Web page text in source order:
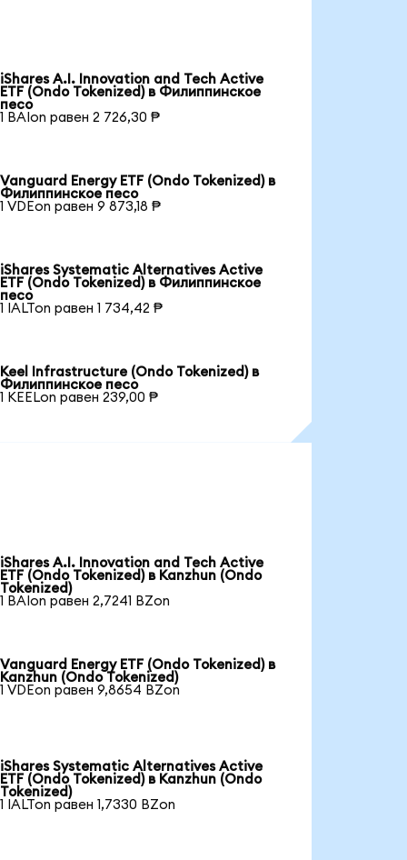
iShares A.I. Innovation and Tech Active
ETF (Ondo Tokenized) в Филиппинское
песо
1 BAIon равен 2 726,30 ₱
Vanguard Energy ETF (Ondo Tokenized) в
Филиппинское песо
1 VDEon равен 9 873,18 ₱
iShares Systematic Alternatives Active
ETF (Ondo Tokenized) в Филиппинское
песо
1 IALTon равен 1 734,42 ₱
Keel Infrastructure (Ondo Tokenized) в
Филиппинское песо
1 KEELon равен 239,00 ₱
iShares A.I. Innovation and Tech Active
ETF (Ondo Tokenized) в Kanzhun (Ondo
Tokenized)
1 BAIon равен 2,7241 BZon
Vanguard Energy ETF (Ondo Tokenized) в
Kanzhun (Ondo Tokenized)
1 VDEon равен 9,8654 BZon
iShares Systematic Alternatives Active
ETF (Ondo Tokenized) в Kanzhun (Ondo
Tokenized)
1 IALTon равен 1,7330 BZon